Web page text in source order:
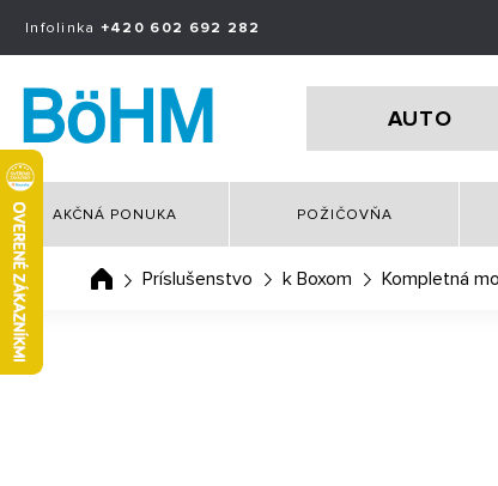
Infolinka +420 602 692 282
AUTO
AKČNÁ PONUKA POŽIČOVŇA
Príslušenstvo k Boxom Kompletná